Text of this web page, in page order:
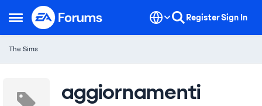
Open Side Menu
Skip to content RegisterSign In
The Sims
aggiornamenti